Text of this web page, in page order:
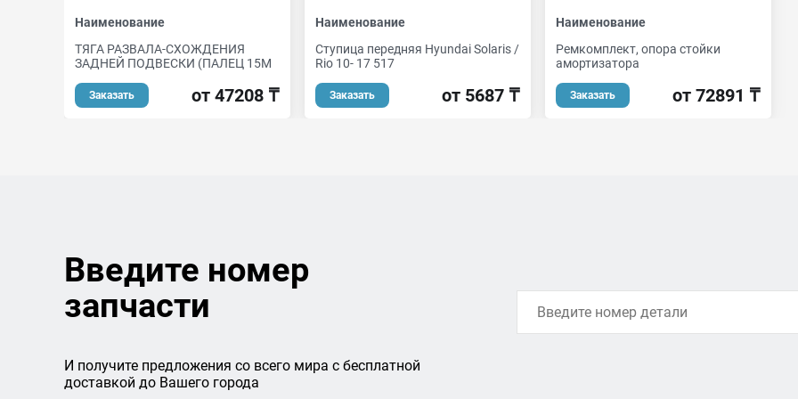
Наименование
ТЯГА РАЗВАЛА-СХОЖДЕНИЯ
ЗАДНЕЙ ПОДВЕСКИ (ПАЛЕЦ 15М
Заказать от 47208 ₸
Наименование
Ступица передняя Hyundai Solaris /
Rio 10- 17 517
Заказать от 5687 ₸
Наименование
Ремкомплект, опора стойки
амортизатора
Заказать от 72891 ₸
Введите номер
запчасти
И получите предложения со всего мира с бесплатной
доставкой до Вашего города